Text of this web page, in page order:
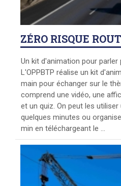
ZÉRO RISQUE
Un kit d'animation pour parler
L'OPPBTP réalise un kit
main pour échanger sur le
comprend une vidéo, une
et un quiz. On peut les
quelques minutes ou
min en téléchargeant le ...